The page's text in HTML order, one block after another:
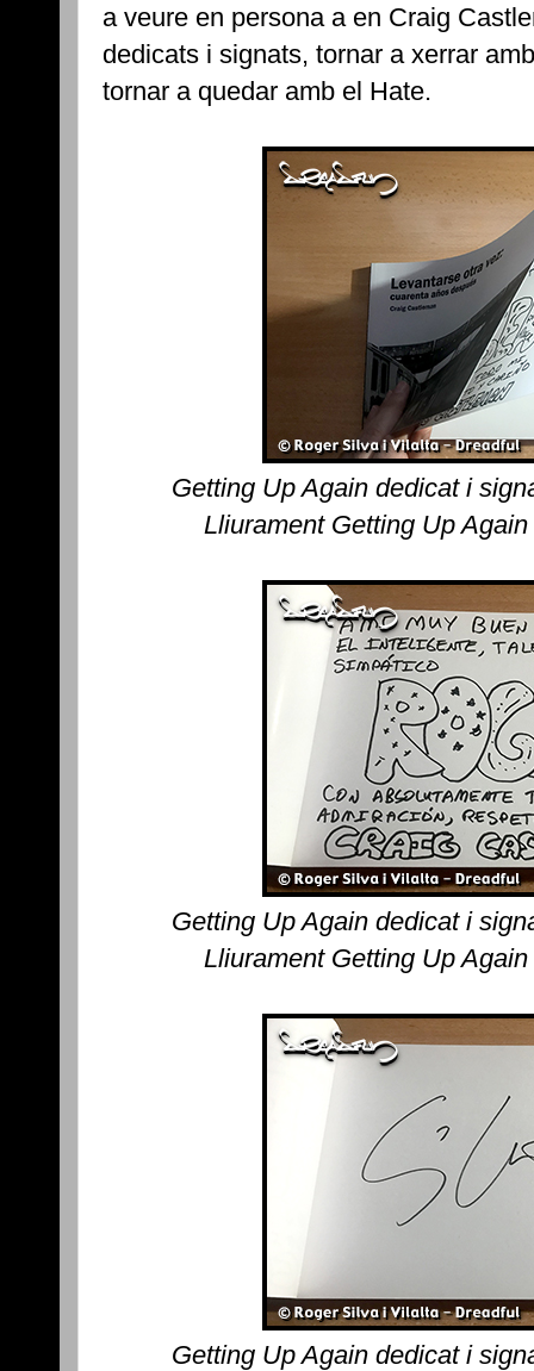
a veure en persona a en Craig
dedicats i signats, tornar a xerrar
tornar a quedar amb el Hate.
Getting Up Again dedicat i
Lliurament Getting Up
Getting Up Again dedicat i
Lliurament Getting Up
Getting Up Again dedicat i